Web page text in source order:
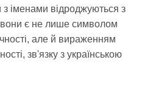
іменами відроджуються з
є не лише символом
але й вираженням
зв'язку з українською